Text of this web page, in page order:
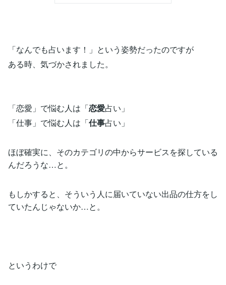
「なんでも占います！」という姿勢だったのですが
ある時、気づかされました。
「恋愛」で悩む人は「恋愛占い」
「仕事」で悩む人は「仕事占い」
ほぼ確実に、そのカテゴリの中からサービスを探している
んだろうな…と。
もしかすると、そういう人に届いていない出品の仕方をし
ていたんじゃないか…と。
というわけで